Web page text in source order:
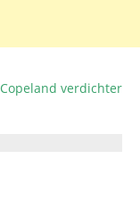
Copeland verdichter